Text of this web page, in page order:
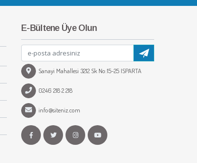
E-Bültene Üye Olun
Sanayi Mahallesi 3212 Sk No:15-25 ISPARTA
0246 218 2 218
info@siteniz.com